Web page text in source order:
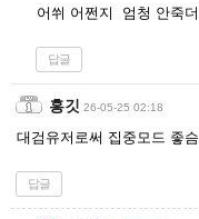
어쒸 어쩐지 엄청 안죽
답글
홍깃 26-05-25 02:18
대검유저로써 집중모드 좋
답글